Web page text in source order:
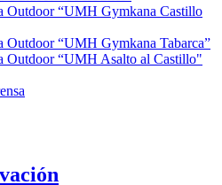
Outdoor “UMH Gymkana Castillo
Outdoor “UMH Gymkana Tabarca”
Outdoor “UMH Asalto al Castillo"